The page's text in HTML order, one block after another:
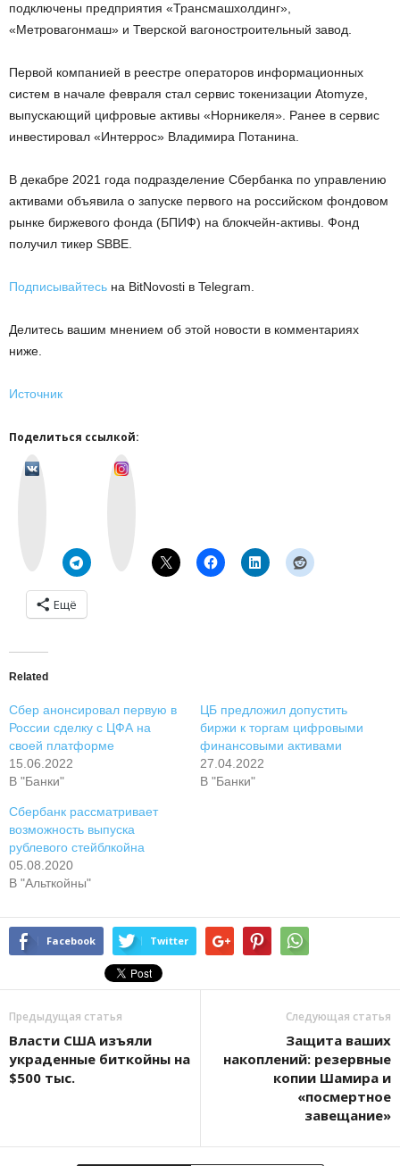
подключены предприятия «Трансмашхолдинг»,
«Метровагонмаш» и Тверской вагоностроительный завод.
Первой компанией в реестре операторов информационных
систем в начале февраля стал сервис токенизации Atomyze,
выпускающий цифровые активы «Норникеля». Ранее в сервис
инвестировал «Интеррос» Владимира Потанина.
В декабре 2021 года подразделение Сбербанка по управлению
активами объявила о запуске первого на российском фондовом
рынке биржевого фонда (БПИФ) на блокчейн-активы. Фонд
получил тикер SBBE.
Подписывайтесь на BitNovosti в Telegram.
Делитесь вашим мнением об этой новости в комментариях
ниже.
Источник
Поделиться ссылкой:
Ещё
Related
Сбер анонсировал первую в
России сделку с ЦФА на
своей платформе
15.06.2022
В "Банки"
ЦБ предложил допустить
биржи к торгам цифровыми
финансовыми активами
27.04.2022
В "Банки"
Сбербанк рассматривает
возможность выпуска
рублевого стейблкойна
05.08.2020
В "Альткойны"
Facebook Twitter
Предыдущая статья
Власти США изъяли
украденные биткойны на
$500 тыс.
Следующая статья
Защита ваших
накоплений: резервные
копии Шамира и
«посмертное
завещание»